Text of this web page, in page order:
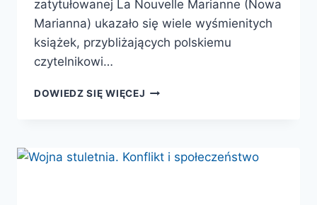
zatytułowanej La Nouvelle Marianne (Nowa
Marianna) ukazało się wiele wyśmienitych
książek, przybliżających polskiemu
czytelnikowi…
DOWIEDZ SIĘ WIĘCEJ WOJNA